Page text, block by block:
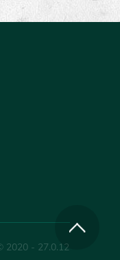
2020 - 27.0.12